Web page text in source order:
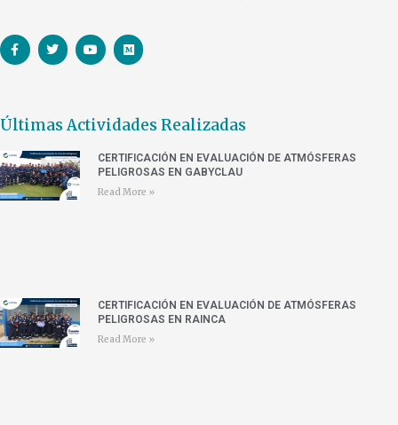
Últimas Actividades Realizadas
CERTIFICACIÓN EN EVALUACIÓN DE ATMÓSFERAS
PELIGROSAS EN GABYCLAU
Read More »
CERTIFICACIÓN EN EVALUACIÓN DE ATMÓSFERAS
PELIGROSAS EN RAINCA
Read More »